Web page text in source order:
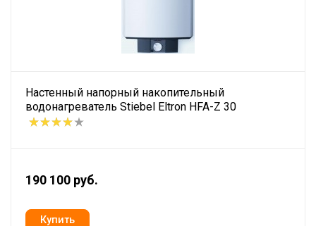
Настенный напорный накопительный
водонагреватель Stiebel Eltron HFA-Z 30
190 100 руб.